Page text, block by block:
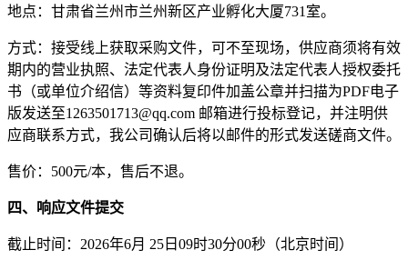
地点：甘肃省兰州市兰州新区产业孵化大厦731室。
方式：接受线上获取采购文件，可不至现场，供应商须将有效
期内的营业执照、法定代表人身份证明及法定代表人授权委托
书 （或单位介绍信） 等资料复印件加盖公章并扫描为PDF电子
版发送至1263501713@qq.com 邮箱进行投标登记，并注明供
应商联系方式，我公司确认后将以邮件的形式发送磋商文件。
售价： 500元/本，售后不退。
四、响应文件提交
截止时间： 2026年6月 25 日 09时30分00秒 （北京时间 ）